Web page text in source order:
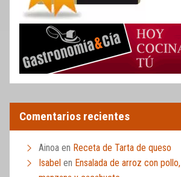
Comentarios recientes
Ainoa en Receta de Tarta de queso
Isabel en Ensalada de arroz con pollo,